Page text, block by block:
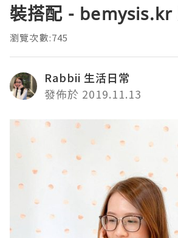
裝搭配 - bemysis.kr
瀏覽次數:745
Rabbii 生活日常
發佈於 2019.11.13